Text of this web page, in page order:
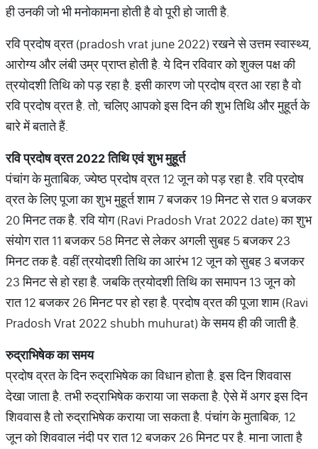
ही उनकी जो भी मनोकामना होती है वो पूरी हो जाती है.
रवि प्रदोष व्रत (pradosh vrat june 2022) रखने से उत्तम स्वास्थ्य,
आरोग्य और लंबी उम्र प्राप्त होती है. ये दिन रविवार को शुक्ल पक्ष की
त्रयोदशी तिथि को पड़ रहा है. इसी कारण जो प्रदोष व्रत आ रहा है वो
रवि प्रदोष व्रत है. तो, चलिए आपको इस दिन की शुभ तिथि और मुहूर्त के
बारे में बताते हैं.
रविप्रदोषव्रत2022तिथिएवंशुभमुहूर्त
पंचांग के मुताबिक, ज्येष्ठ प्रदोष व्रत 12 जून को पड़ रहा है. रवि प्रदोष
व्रत के लिए पूजा का शुभ मुहूर्त शाम 7 बजकर 19 मिनट से रात 9 बजकर
20 मिनट तक है. रवि योग (Ravi Pradosh Vrat 2022 date) का शुभ
संयोग रात 11 बजकर 58 मिनट से लेकर अगली सुबह 5 बजकर 23
मिनट तक है. वहीं त्रयोदशी तिथि का आरंभ 12 जून को सुबह 3 बजकर
23 मिनट से हो रहा है. जबकि त्रयोदशी तिथि का समापन 13 जून को
रात 12 बजकर 26 मिनट पर हो रहा है. प्रदोष व्रत की पूजा शाम (Ravi
Pradosh Vrat 2022 shubh muhurat) के समय ही की जाती है.
रुद्राभिषेककासमय
प्रदोष व्रत के दिन रुद्राभिषेक का विधान होता है. इस दिन शिववास
देखा जाता है. तभी रुद्राभिषेक कराया जा सकता है. ऐसे में अगर इस दिन
शिववास है तो रुद्राभिषेक कराया जा सकता है. पंचांग के मुताबिक, 12
जून को शिववाल नंदी पर रात 12 बजकर 26 मिनट पर है. माना जाता है